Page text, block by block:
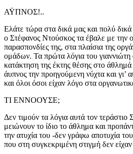
ΑΫΠΝΟΣ!..
Ελάτε τώρα στα δικά μας και πολύ δικά
ο Στέφανος Ντούσκος τα έβαλε με την
παρασπονδίες της, στα πλαίσια της
ομάδων. Τα πρώτα λόγια του γιαννιώτη
κατάκτηση της έκτης θέσης στο άθλημά
άυπνος την προηγούμενη νύχτα και γι’
και όλοι όσοι είχαν λόγο στα
ΤΙ ΕΝΝΟΟΥΣΕ;
Δεν τιμούν τα λόγια αυτά τον τεράστιο
μειώνουν το ίδιο το άθλημα και
την ατυχία του -δεν γράφω αποτυχία
που στη συγκεκριμένη στιγμή δεν